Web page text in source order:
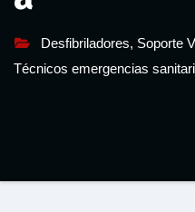
Desfibriladores, Soporte
Técnicos emergencias